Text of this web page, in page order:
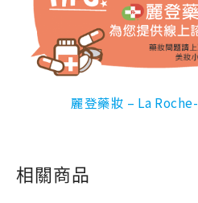
麗登藥妝 – La
相關商品